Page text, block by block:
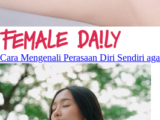
Cara Mengenali Perasaan Diri Sendiri